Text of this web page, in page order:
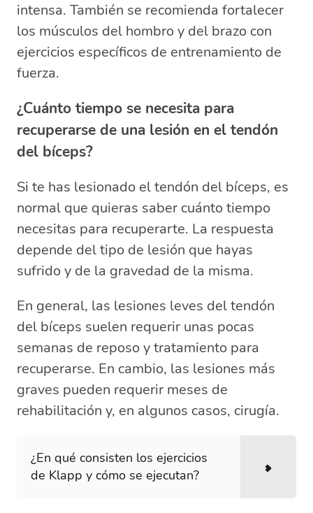
intensa. También se recomienda fortalecer
los músculos del hombro y del brazo con
ejercicios específicos de entrenamiento de
fuerza.
¿Cuánto tiempo se necesita para
recuperarse de una lesión en el tendón
del bíceps?
Si te has lesionado el tendón del bíceps, es
normal que quieras saber cuánto tiempo
necesitas para recuperarte. La respuesta
depende del tipo de lesión que hayas
sufrido y de la gravedad de la misma.
En general, las lesiones leves del tendón
del bíceps suelen requerir unas pocas
semanas de reposo y tratamiento para
recuperarse. En cambio, las lesiones más
graves pueden requerir meses de
rehabilitación y, en algunos casos, cirugía.
¿En qué consisten los ejercicios
de Klapp y cómo se ejecutan?